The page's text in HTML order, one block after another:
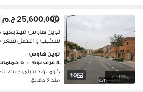
10
25,600,000 ج.م
توين هاوس فيلا
سكيب و افضل سعر
New Cairo
توين هاوس
4 غرف نوم
• 5 حمامات
منذ 3 دقائق